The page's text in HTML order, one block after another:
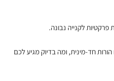
לקנייה נבונה.
חד-מינית, ומה בדיוק מגיע לכם